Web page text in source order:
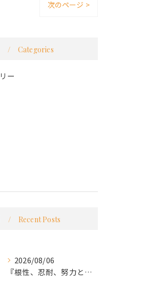
次のページ >
Categories
ー
Recent Posts
2026/08/06
『根性、忍耐、努力という言葉は死語なのか』